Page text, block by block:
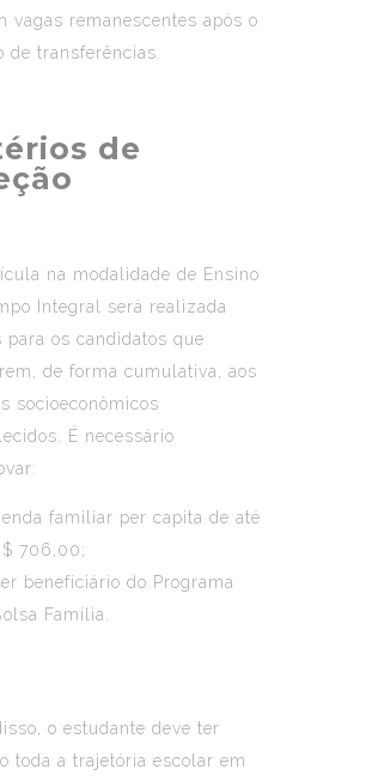
vagas remanescentes após o
de transferências.
de
na modalidade de Ensino
Integral
será realizada
para os candidatos que
de forma cumulativa, aos
socioeconômicos
É necessário
familiar per capita de até
706,00;
beneficiário do Programa
Família.
o estudante deve ter
toda a trajetória escolar em